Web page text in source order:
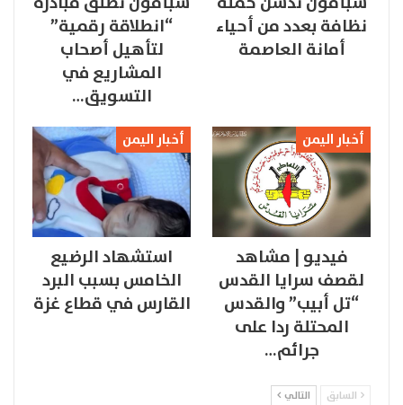
نظافة بعدد من أحياء
أمانة العاصمة
“انطلاقة رقمية”
لتأهيل أصحاب
المشاريع في
التسويق…
أخبار اليمن
فيديو | مشاهد
لقصف سرايا القدس
“تل أبيب” والقدس
المحتلة ردا على
جرائم…
أخبار اليمن
استشهاد الرضيع
الخامس بسبب البرد
القارس في قطاع غزة
السابق التالي